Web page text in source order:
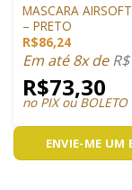
MASCARA
– PRETO
R$86,24
Em até 8x deR$
R$73,30
no PIX ou BOLETO
ENVIE-ME UM